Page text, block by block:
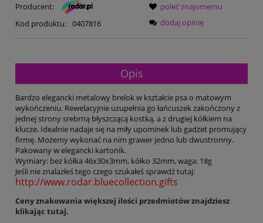
Producent:
Kod produktu: 0407816
poleć znajomemu
dodaj opinię
Opis
Bardzo elegancki metalowy brelok w kształcie psa o matowym
wykończeniu. Rewelacyjnie uzupełnia go łańcuszek zakończony z
jednej strony srebrną błyszczącą kostką, a z drugiej kółkiem na
klucze. Idealnie nadaje się na miły upominek lub gadżet promujący
firmę. Możemy wykonać na nim grawer jedno lub dwustronny.
Pakowany w elegancki kartonik.
Wymiary: bez kółka 46x30x3mm, kółko 32mm, waga: 18g
Jeśli nie znalazłeś tego czego szukałeś sprawdź tutaj:
http://www.rodar.bluecollection.gifts
Ceny znakowania większej ilości przedmiotów znajdziesz
klikając tutaj.